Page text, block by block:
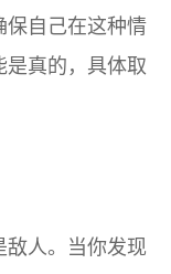
保自己在这种情
真的，具体取
人。当你发现